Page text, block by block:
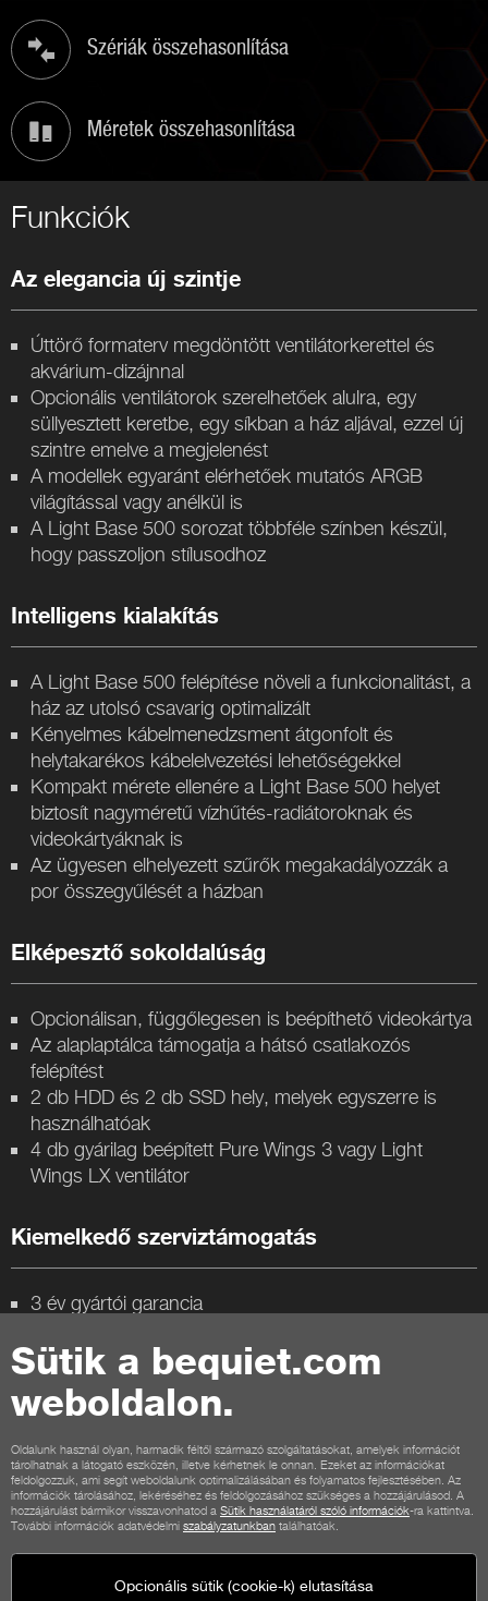
Sütik a bequiet.com
weboldalon.
Oldalunk használ olyan, harmadik féltől származó szolgáltatásokat, amelyek információt
tárolhatnak a látogató eszközén, illetve kérhetnek le onnan. Ezeket az információkat
feldolgozzuk, ami segít weboldalunk optimalizálásában és folyamatos fejlesztésében. Az
információk tárolásához, lekéréséhez és feldolgozásához szükséges a hozzájárulásod. A
hozzájárulást bármikor visszavonhatod a Sütik használatáról szóló információk-ra kattintva.
További információk adatvédelmi szabályzatunkban találhatóak.
Opcionális sütik (cookie-k) elutasítása
Szériák összehasonlítása
Méretek összehasonlítása
Funkciók
Az elegancia új szintje
Úttörő formaterv megdöntött ventilátorkerettel és
akvárium-dizájnnal
Opcionális ventilátorok szerelhetőek alulra, egy
süllyesztett keretbe, egy síkban a ház aljával, ezzel új
szintre emelve a megjelenést
A modellek egyaránt elérhetőek mutatós ARGB
világítással vagy anélkül is
A Light Base 500 sorozat többféle színben készül,
hogy passzoljon stílusodhoz
Intelligens kialakítás
A Light Base 500 felépítése növeli a funkcionalitást, a
ház az utolsó csavarig optimalizált
Kényelmes kábelmenedzsment átgonfolt és
helytakarékos kábelelvezetési lehetőségekkel
Kompakt mérete ellenére a Light Base 500 helyet
biztosít nagyméretű vízhűtés-radiátoroknak és
videokártyáknak is
Az ügyesen elhelyezett szűrők megakadályozzák a
por összegyűlését a házban
Elképesztő sokoldalúság
Opcionálisan, függőlegesen is beépíthető videokártya
Az alaplaptálca támogatja a hátsó csatlakozós
felépítést
2 db HDD és 2 db SSD hely, melyek egyszerre is
használhatóak
4 db gyárilag beépített Pure Wings 3 vagy Light
Wings LX ventilátor
Kiemelkedő szerviztámogatás
3 év gyártói garancia
Kapcsolat
Általános feltételek Adatvédelem Sütik
Impresszum
Általános szerződési feltételek vásárlók számára
Elállási feltételek
Fizetési lehetőségek Szállítási lehetőségek